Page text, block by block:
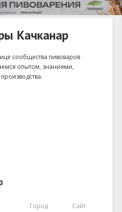
Качканар
сообщества пивоваров
опытом, знаниями,
Город Сайт